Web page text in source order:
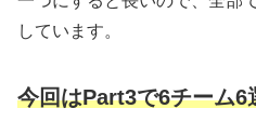
しています。
今回はPart3で6チーム6